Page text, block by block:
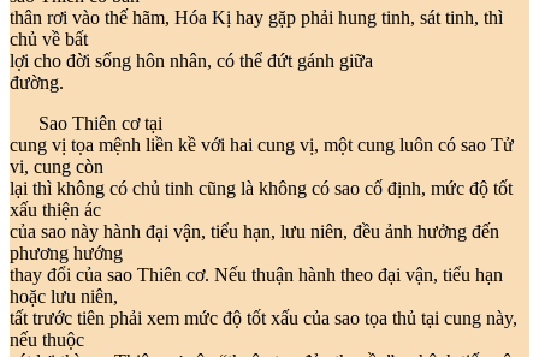
thân rơi vào thế hãm, Hóa Kị hay gặp phải hung tinh, sát tinh, thì
chủ về bất
lợi cho đời sống hôn nhân, có thể đứt gánh giữa
đường.
Sao Thiên cơ tại
cung vị tọa mệnh liền kề với hai cung vị, một cung luôn có sao Tử
vi, cung còn
lại thì không có chủ tinh cũng là không có sao cố định, mức độ tốt
xấu thiện ác
của sao này hành đại vận, tiểu hạn, lưu niên, đều ảnh hưởng đến
phương hướng
thay đổi của sao Thiên cơ. Nếu thuận hành theo đại vận, tiểu hạn
hoặc lưu niên,
tất trước tiên phải xem mức độ tốt xấu của sao tọa thủ tại cung này,
nếu thuộc